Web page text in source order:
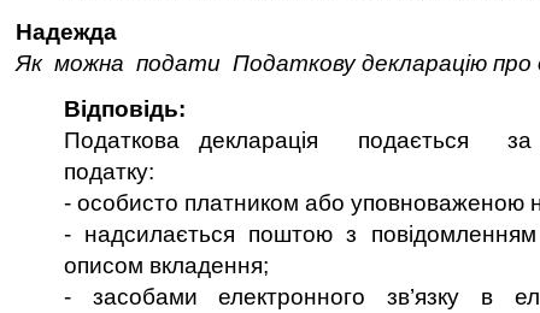
Надежда
Як можна подати Податкову декларацію про
Відповідь:
Податкова декларація подається за
податку:
- особисто платником або уповноваженою
- надсилається поштою з
описом вкладення;
- засобами електронного зв’язку в